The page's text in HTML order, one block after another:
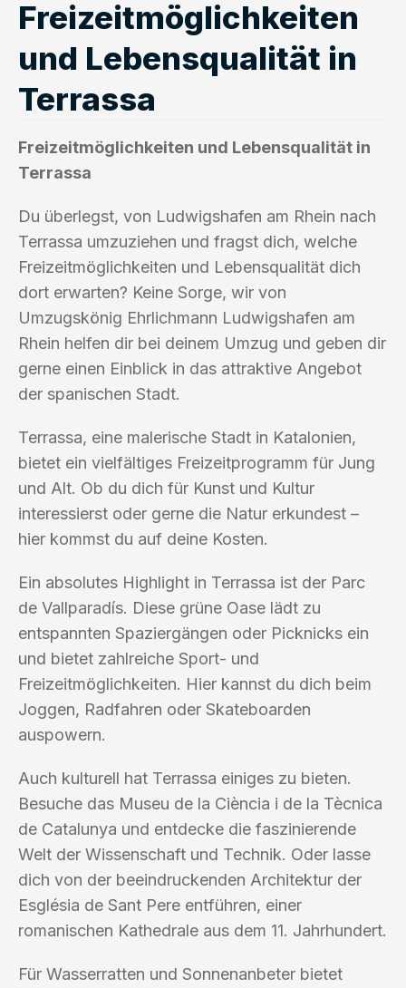
Freizeitmöglichkeiten
und Lebensqualität in
Terrassa
Freizeitmöglichkeiten und Lebensqualität in
Terrassa
Du überlegst, von Ludwigshafen am Rhein nach
Terrassa umzuziehen und fragst dich, welche
Freizeitmöglichkeiten und Lebensqualität dich
dort erwarten? Keine Sorge, wir von
Umzugskönig Ehrlichmann Ludwigshafen am
Rhein helfen dir bei deinem Umzug und geben dir
gerne einen Einblick in das attraktive Angebot
der spanischen Stadt.
Terrassa, eine malerische Stadt in Katalonien,
bietet ein vielfältiges Freizeitprogramm für Jung
und Alt. Ob du dich für Kunst und Kultur
interessierst oder gerne die Natur erkundest –
hier kommst du auf deine Kosten.
Ein absolutes Highlight in Terrassa ist der Parc
de Vallparadís. Diese grüne Oase lädt zu
entspannten Spaziergängen oder Picknicks ein
und bietet zahlreiche Sport- und
Freizeitmöglichkeiten. Hier kannst du dich beim
Joggen, Radfahren oder Skateboarden
auspowern.
Auch kulturell hat Terrassa einiges zu bieten.
Besuche das Museu de la Ciència i de la Tècnica
de Catalunya und entdecke die faszinierende
Welt der Wissenschaft und Technik. Oder lasse
dich von der beeindruckenden Architektur der
Església de Sant Pere entführen, einer
romanischen Kathedrale aus dem 11. Jahrhundert.
Für Wasserratten und Sonnenanbeter bietet